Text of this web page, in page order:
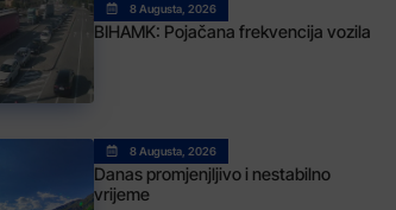
8 Augusta, 2026
BIHAMK: Pojačana frekvencija vozila
8 Augusta, 2026
Danas promjenjljivo i nestabilno
vrijeme